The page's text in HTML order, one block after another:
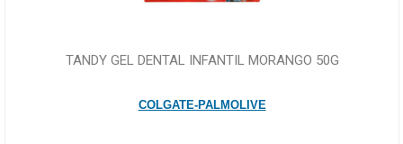
TANDY GEL DENTAL INFANTIL MORANGO 50G
COLGATE-PALMOLIVE